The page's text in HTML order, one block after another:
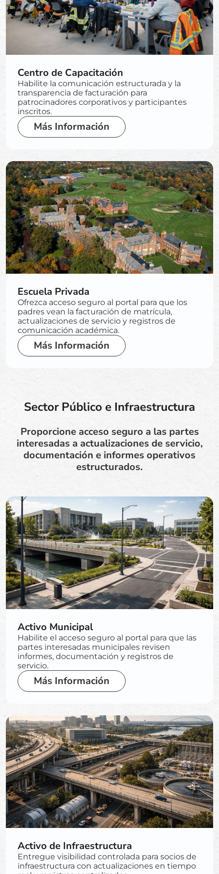
Centro de Capacitación
Habilite la comunicación estructurada y la
transparencia de facturación para
patrocinadores corporativos y participantes
inscritos.
Más Información
Escuela Privada
Ofrezca acceso seguro al portal para que los
padres vean la facturación de matrícula,
actualizaciones de servicio y registros de
comunicación académica.
Más Información
Sector Público e Infraestructura
Proporcione acceso seguro a las partes
interesadas a actualizaciones de servicio,
documentación e informes operativos
estructurados.
Activo Municipal
Habilite el acceso seguro al portal para que las
partes interesadas municipales revisen
informes, documentación y registros de
servicio.
Más Información
Activo de Infraestructura
Entregue visibilidad controlada para socios de
infraestructura con actualizaciones en tiempo